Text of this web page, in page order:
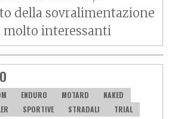
della sovralimentazione
molto interessanti
ENDURO MOTARD
NAKED
SPORTIVE STRADALI TRIAL